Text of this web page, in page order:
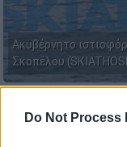
Do Not Process
Ακυβέρνητο
Σκοπέλου